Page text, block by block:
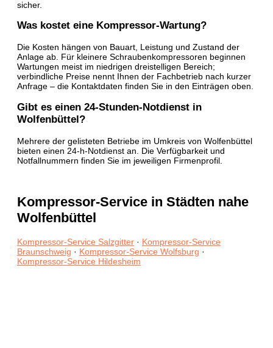
sicher.
Was kostet eine Kompressor-Wartung?
Die Kosten hängen von Bauart, Leistung und Zustand der
Anlage ab. Für kleinere Schraubenkompressoren beginnen
Wartungen meist im niedrigen dreistelligen Bereich;
verbindliche Preise nennt Ihnen der Fachbetrieb nach kurzer
Anfrage – die Kontaktdaten finden Sie in den Einträgen oben.
Gibt es einen 24-Stunden-Notdienst in
Wolfenbüttel?
Mehrere der gelisteten Betriebe im Umkreis von Wolfenbüttel
bieten einen 24-h-Notdienst an. Die Verfügbarkeit und
Notfallnummern finden Sie im jeweiligen Firmenprofil.
Kompressor-Service in Städten nahe
Wolfenbüttel
Kompressor-Service Salzgitter · Kompressor-Service
Braunschweig · Kompressor-Service Wolfsburg ·
Kompressor-Service Hildesheim